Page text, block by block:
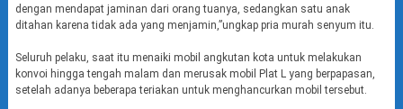
dengan mendapat jaminan dari orang tuanya, sedangkan satu anak
ditahan karena tidak ada yang menjamin,”ungkap pria murah senyum itu.
Seluruh pelaku, saat itu menaiki mobil angkutan kota untuk melakukan
konvoi hingga tengah malam dan merusak mobil Plat L yang berpapasan,
setelah adanya beberapa teriakan untuk menghancurkan mobil tersebut.